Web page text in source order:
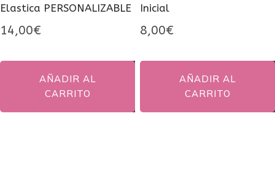
variantes.
Las
se
en
Elastica PERSONALIZABLE
14,00€
AÑADIR AL
CARRITO
Inicial
8,00€
AÑADIR AL
CARRITO